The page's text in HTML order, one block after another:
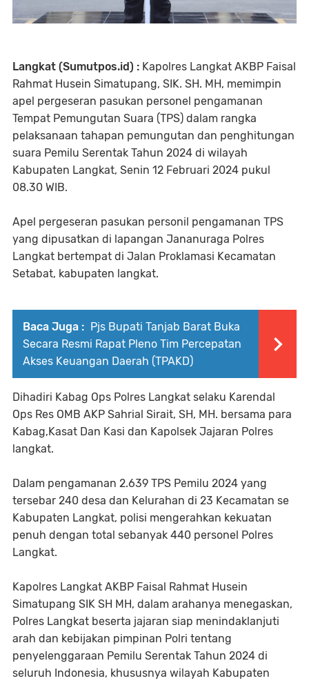
Langkat (Sumutpos.id) : Kapolres Langkat AKBP Faisal
Rahmat Husein Simatupang, SIK. SH. MH, memimpin
apel pergeseran pasukan personel pengamanan
Tempat Pemungutan Suara (TPS) dalam rangka
pelaksanaan tahapan pemungutan dan penghitungan
suara Pemilu Serentak Tahun 2024 di wilayah
Kabupaten Langkat, Senin 12 Februari 2024 pukul
08.30 WIB.
Apel pergeseran pasukan personil pengamanan TPS
yang dipusatkan di lapangan Jananuraga Polres
Langkat bertempat di Jalan Proklamasi Kecamatan
Setabat, kabupaten langkat.
Baca Juga : Pjs Bupati Tanjab Barat Buka
Secara Resmi Rapat Pleno Tim Percepatan
Akses Keuangan Daerah (TPAKD)
Dihadiri Kabag Ops Polres Langkat selaku Karendal
Ops Res OMB AKP Sahrial Sirait, SH, MH. bersama para
Kabag,Kasat Dan Kasi dan Kapolsek Jajaran Polres
langkat.
Dalam pengamanan 2.639 TPS Pemilu 2024 yang
tersebar 240 desa dan Kelurahan di 23 Kecamatan se
Kabupaten Langkat, polisi mengerahkan kekuatan
penuh dengan total sebanyak 440 personel Polres
Langkat.
Kapolres Langkat AKBP Faisal Rahmat Husein
Simatupang SIK SH MH, dalam arahanya menegaskan,
Polres Langkat beserta jajaran siap menindaklanjuti
arah dan kebijakan pimpinan Polri tentang
penyelenggaraan Pemilu Serentak Tahun 2024 di
seluruh Indonesia, khususnya wilayah Kabupaten